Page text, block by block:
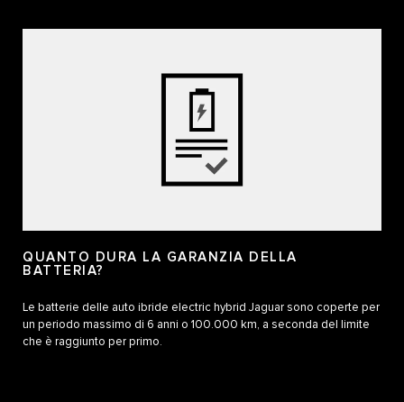
QUANTO DURA LA GARANZIA DELLA
BATTERIA?
Le batterie delle auto ibride electric hybrid Jaguar sono coperte per
un periodo massimo di 6 anni o 100.000 km, a seconda del limite
che è raggiunto per primo.